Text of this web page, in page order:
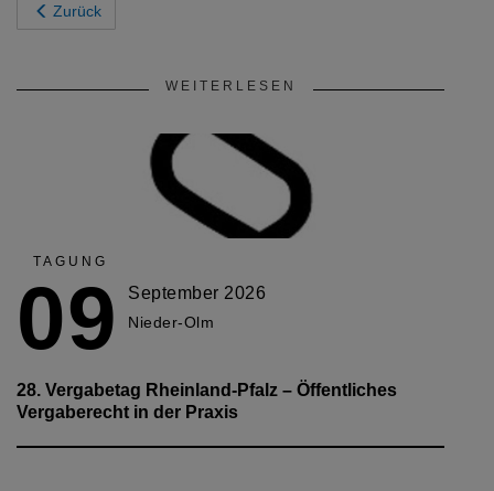
Zurück
WEITERLESEN
TAGUNG
09 September 2026
Nieder-Olm
28. Vergabetag Rheinland-Pfalz – Öffentliches
Vergaberecht in der Praxis